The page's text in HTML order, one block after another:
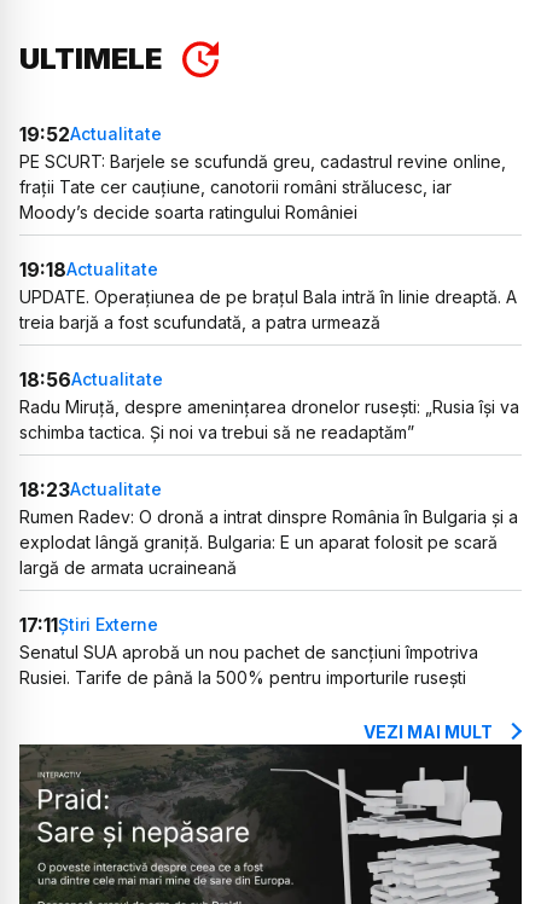
ULTIMELE
19:52Actualitate
PE SCURT: Barjele se scufundă greu, cadastrul revine online,
frații Tate cer cauțiune, canotorii români strălucesc, iar
Moody’s decide soarta ratingului României
19:18Actualitate
UPDATE. Operațiunea de pe brațul Bala intră în linie dreaptă. A
treia barjă a fost scufundată, a patra urmează
18:56Actualitate
Radu Miruță, despre amenințarea dronelor rusești: „Rusia își va
schimba tactica. Și noi va trebui să ne readaptăm”
18:23Actualitate
Rumen Radev: O dronă a intrat dinspre România în Bulgaria și a
explodat lângă graniță. Bulgaria: E un aparat folosit pe scară
largă de armata ucraineană
17:11Știri Externe
Senatul SUA aprobă un nou pachet de sancțiuni împotriva
Rusiei. Tarife de până la 500% pentru importurile rusești
VEZI MAI MULT